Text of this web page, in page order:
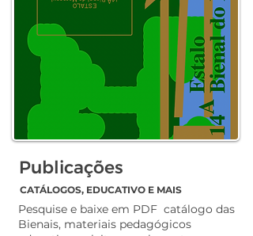
Publicações
CATÁLOGOS, EDUCATIVO E MAIS
Pesquise e baixe em PDF catálogo das
Bienais, materiais pedagógicos